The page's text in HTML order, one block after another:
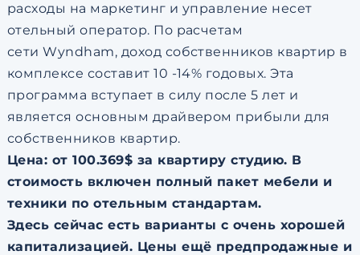
расходы на маркетинг и управление несет
отельный оператор. По расчетам
сети Wyndham, доход собственников квартир в
комплексе составит 10 -14% годовых. Эта
программа вступает в силу после 5 лет и
является основным драйвером прибыли для
собственников квартир.
Цена: от 100.369$ за квартиру студию. В
стоимость включен полный пакет мебели и
техники по отельным стандартам.
Здесь сейчас есть варианты с очень хорошей
капитализацией. Цены ещё предпродажные и